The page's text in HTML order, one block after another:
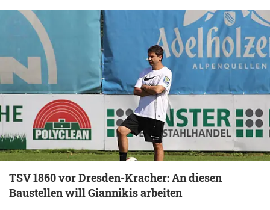
TSV 1860 vor Dresden-Kracher: An diesen
Baustellen will Giannikis arbeiten